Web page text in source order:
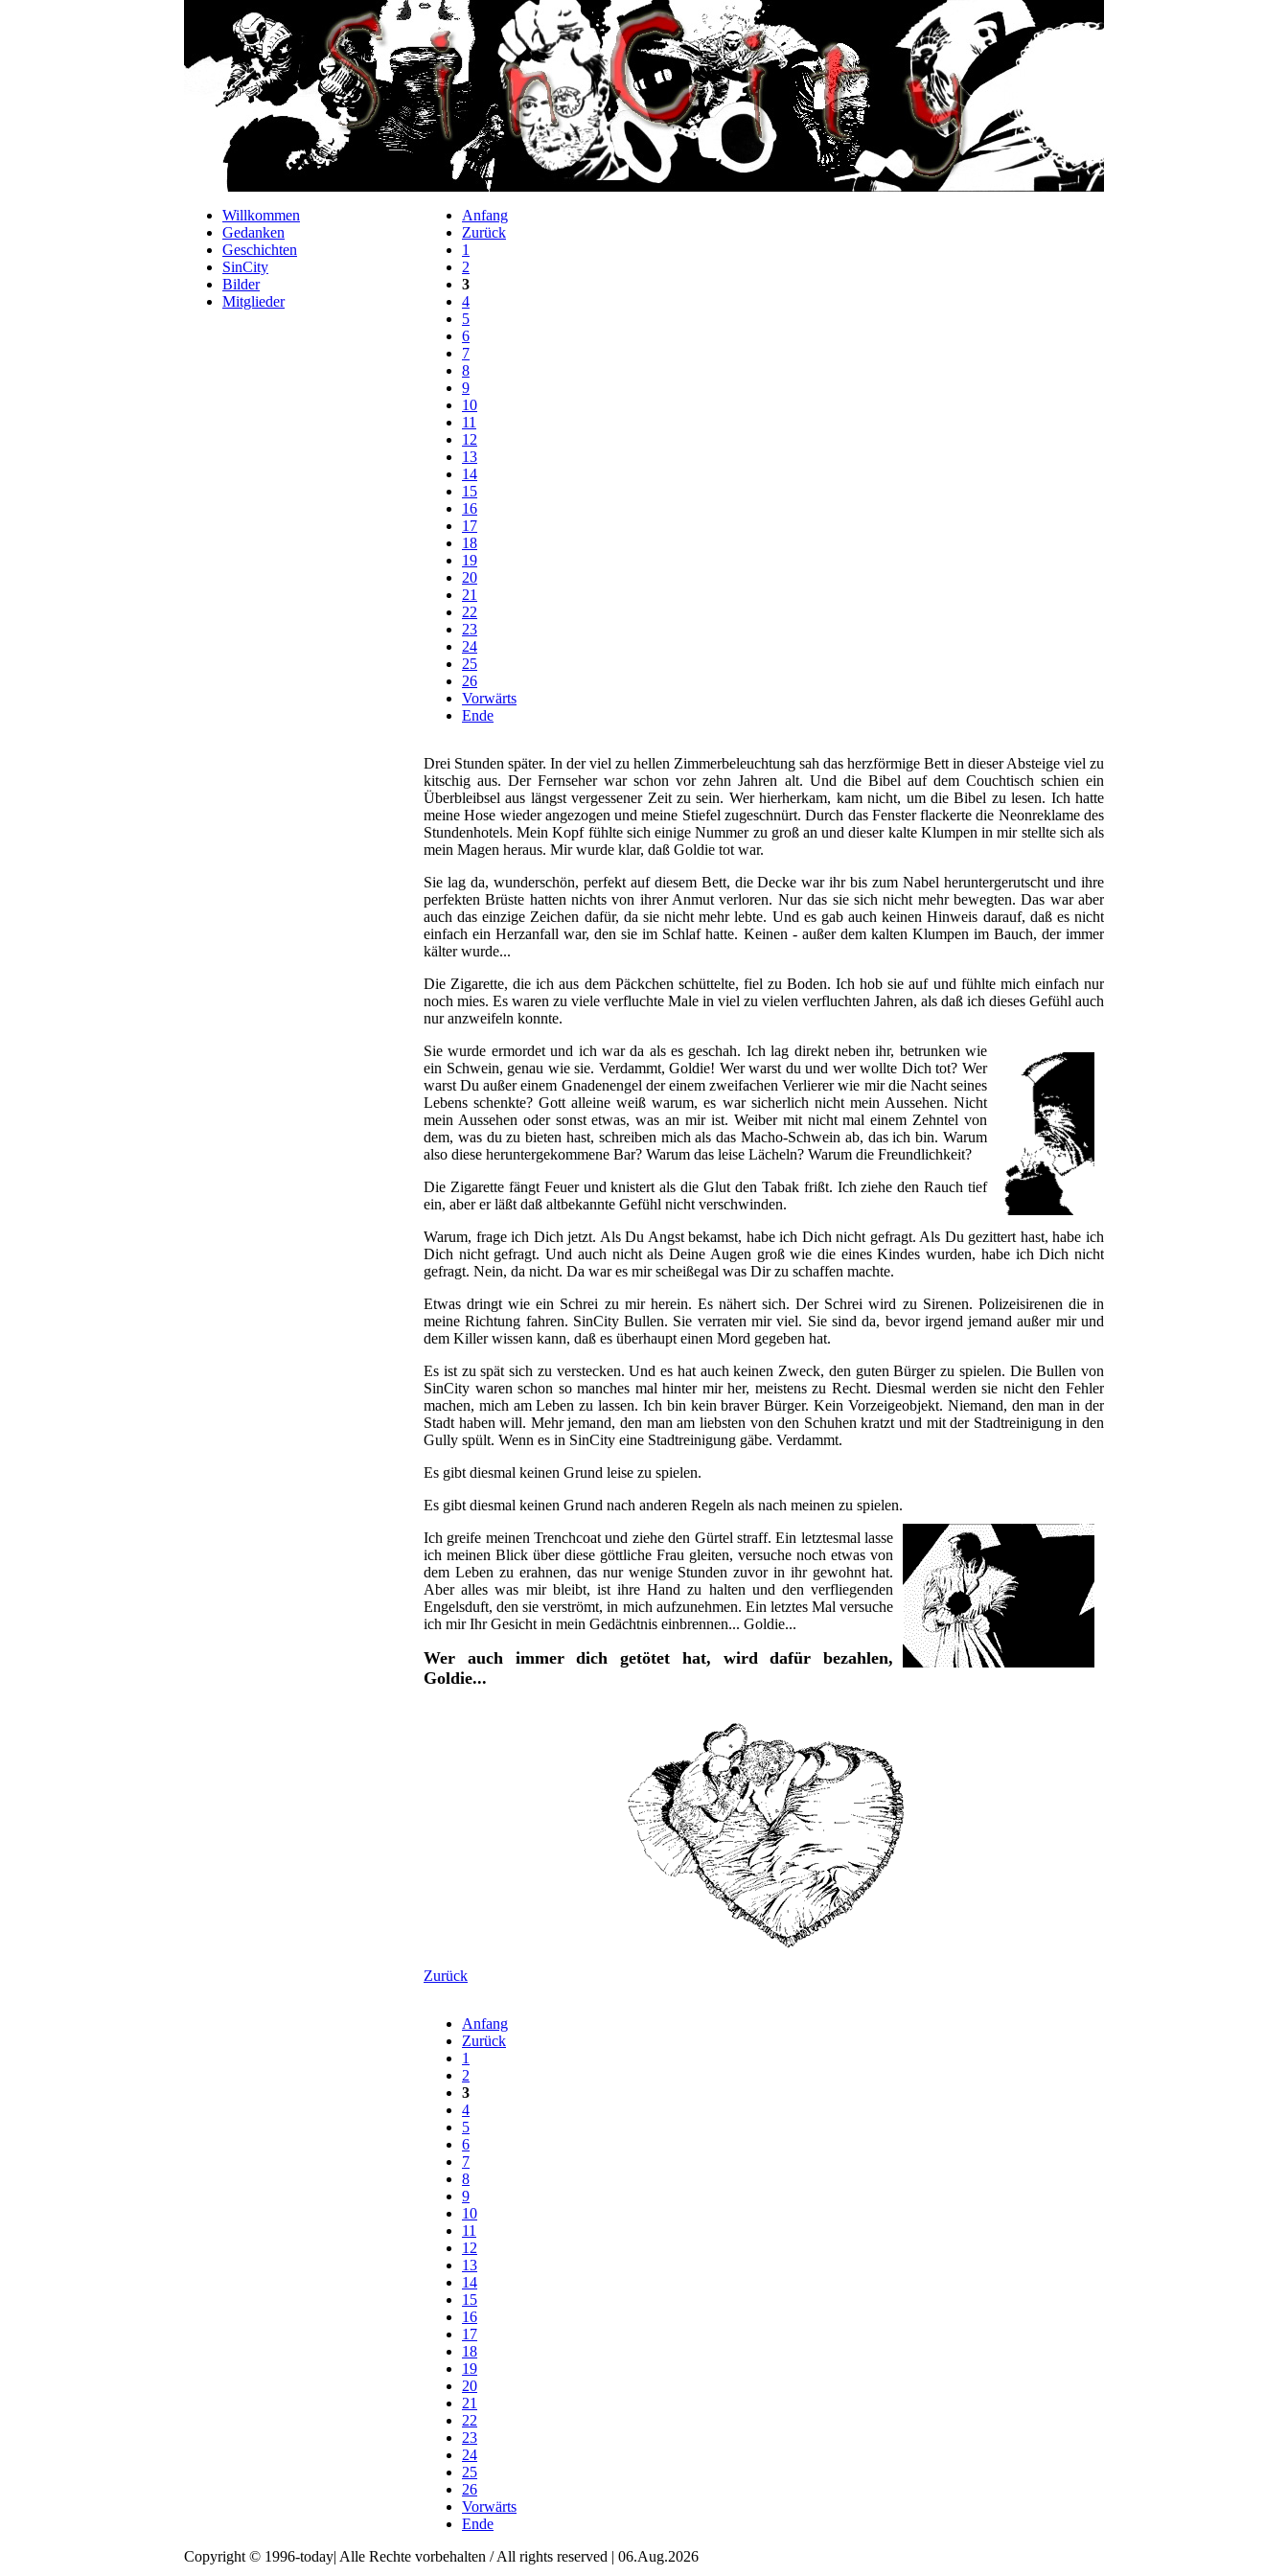
Anfang
Zurück
1
2
3
4
5
6
7
8
9
10
11
12
13
14
15
16
17
18
19
20
21
22
23
24
25
26
Vorwärts
Ende
Drei Stunden später. In der viel zu hellen Zimmerbeleuchtung sah das herzförmige Bett in dieser Absteige viel zu
kitschig aus. Der Fernseher war schon vor zehn Jahren alt. Und die Bibel auf dem Couchtisch schien ein
Überbleibsel aus längst vergessener Zeit zu sein. Wer hierherkam, kam nicht, um die Bibel zu lesen. Ich hatte
meine Hose wieder angezogen und meine Stiefel zugeschnürt. Durch das Fenster flackerte die Neonreklame des
Stundenhotels. Mein Kopf fühlte sich einige Nummer zu groß an und dieser kalte Klumpen in mir stellte sich als
mein Magen heraus. Mir wurde klar, daß Goldie tot war.
Sie lag da, wunderschön, perfekt auf diesem Bett, die Decke war ihr bis zum Nabel heruntergerutscht und ihre
perfekten Brüste hatten nichts von ihrer Anmut verloren. Nur das sie sich nicht mehr bewegten. Das war aber
auch das einzige Zeichen dafür, da sie nicht mehr lebte. Und es gab auch keinen Hinweis darauf, daß es nicht
einfach ein Herzanfall war, den sie im Schlaf hatte. Keinen - außer dem kalten Klumpen im Bauch, der immer
kälter wurde...
Die Zigarette, die ich aus dem Päckchen schüttelte, fiel zu Boden. Ich hob sie auf und fühlte mich einfach nur
noch mies. Es waren zu viele verfluchte Male in viel zu vielen verfluchten Jahren, als daß ich dieses Gefühl auch
nur anzweifeln konnte.
Sie wurde ermordet und ich war da als es geschah. Ich lag direkt neben ihr, betrunken wie
ein Schwein, genau wie sie. Verdammt, Goldie! Wer warst du und wer wollte Dich tot? Wer
warst Du außer einem Gnadenengel der einem zweifachen Verlierer wie mir die Nacht seines
Lebens schenkte? Gott alleine weiß warum, es war sicherlich nicht mein Aussehen. Nicht
mein Aussehen oder sonst etwas, was an mir ist. Weiber mit nicht mal einem Zehntel von
dem, was du zu bieten hast, schreiben mich als das Macho-Schwein ab, das ich bin. Warum
also diese heruntergekommene Bar? Warum das leise Lächeln? Warum die Freundlichkeit?
Die Zigarette fängt Feuer und knistert als die Glut den Tabak frißt. Ich ziehe den Rauch tief
ein, aber er läßt daß altbekannte Gefühl nicht verschwinden.
Warum, frage ich Dich jetzt. Als Du Angst bekamst, habe ich Dich nicht gefragt. Als Du gezittert hast, habe ich
Dich nicht gefragt. Und auch nicht als Deine Augen groß wie die eines Kindes wurden, habe ich Dich nicht
gefragt. Nein, da nicht. Da war es mir scheißegal was Dir zu schaffen machte.
Etwas dringt wie ein Schrei zu mir herein. Es nähert sich. Der Schrei wird zu Sirenen. Polizeisirenen die in
meine Richtung fahren. SinCity Bullen. Sie verraten mir viel. Sie sind da, bevor irgend jemand außer mir und
dem Killer wissen kann, daß es überhaupt einen Mord gegeben hat.
Es ist zu spät sich zu verstecken. Und es hat auch keinen Zweck, den guten Bürger zu spielen. Die Bullen von
SinCity waren schon so manches mal hinter mir her, meistens zu Recht. Diesmal werden sie nicht den Fehler
machen, mich am Leben zu lassen. Ich bin kein braver Bürger. Kein Vorzeigeobjekt. Niemand, den man in der
Stadt haben will. Mehr jemand, den man am liebsten von den Schuhen kratzt und mit der Stadtreinigung in den
Gully spült. Wenn es in SinCity eine Stadtreinigung gäbe. Verdammt.
Es gibt diesmal keinen Grund leise zu spielen.
Es gibt diesmal keinen Grund nach anderen Regeln als nach meinen zu spielen.
Ich greife meinen Trenchcoat und ziehe den Gürtel straff. Ein letztesmal lasse
ich meinen Blick über diese göttliche Frau gleiten, versuche noch etwas von
dem Leben zu erahnen, das nur wenige Stunden zuvor in ihr gewohnt hat.
Aber alles was mir bleibt, ist ihre Hand zu halten und den verfliegenden
Engelsduft, den sie verströmt, in mich aufzunehmen. Ein letztes Mal versuche
ich mir Ihr Gesicht in mein Gedächtnis einbrennen... Goldie...
Wer auch immer dich getötet hat, wird dafür bezahlen,
Goldie...
Zurück
Anfang
Zurück
1
2
3
4
5
6
7
8
9
10
11
12
13
14
15
16
17
18
19
20
21
22
23
24
25
26
Vorwärts
Ende
überspringen
Willkommen
Gedanken
Geschichten
SinCity
Bilder
Mitglieder
Copyright © 1996-today| Alle Rechte vorbehalten / All rights reserved | 06.Aug.2026